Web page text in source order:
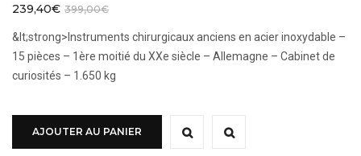
399,00€
239,40€
&lt;strong>Instruments chirurgicaux anciens en acier inoxydable –
15 pièces – 1ère moitié du XXe siècle – Allemagne – Cabinet de
curiosités – 1.650 kg
AJOUTER AU PANIER